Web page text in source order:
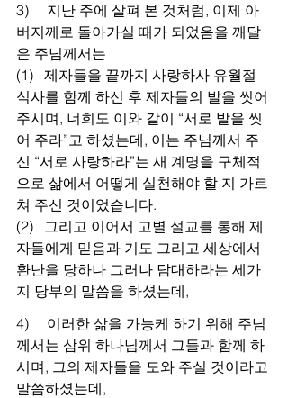
3)     지난 주에 살펴 본 것처럼, 이제 아
버지께로 돌아가실 때가 되었음을 깨달
은 주님께서는
(1)   제자들을 끝까지 사랑하사 유월절
식사를 함께 하신 후 제자들의 발을 씻어
주시며, 너희도 이와 같이 “서로 발을 씻
어 주라”고 하셨는데, 이는 주님께서 주
신 “서로 사랑하라”는 새 계명을 구체적
으로 삶에서 어떻게 실천해야 할 지 가르
쳐 주신 것이었습니다.
(2)   그리고 이어서 고별 설교를 통해 제
자들에게 믿음과 기도 그리고 세상에서
환난을 당하나 그러나 담대하라는 세가
지 당부의 말씀을 하셨는데,
4)     이러한 삶을 가능케 하기 위해 주님
께서는 삼위 하나님께서 그들과 함께 하
시며, 그의 제자들을 도와 주실 것이라고
말씀하셨는데,